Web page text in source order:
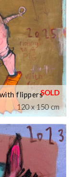
flippers
120 x 150 cm